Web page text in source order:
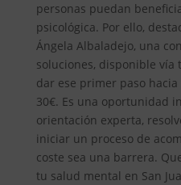
personas puedan
psicológica. Por ello,
Ángela Albaladejo, una
soluciones, disponible
dar ese primer paso
30€. Es una oportunidad
orientación experta,
iniciar un proceso de
coste sea una barrera.
tu salud mental en San